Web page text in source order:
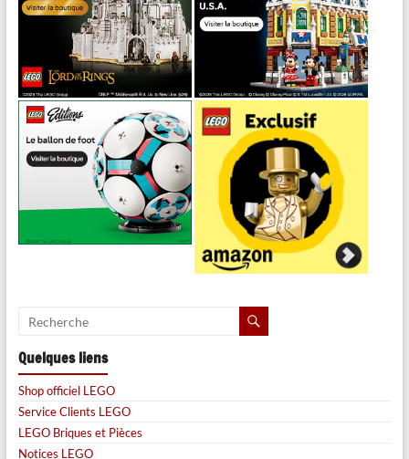
Quelques liens
Shop officiel LEGO
Service Clients LEGO
LEGO Briques et Pièces
Notices LEGO